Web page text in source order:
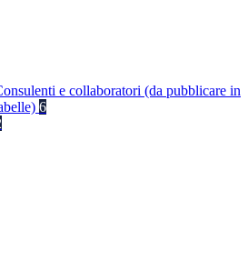
e collaboratori (da pubblicare in
6